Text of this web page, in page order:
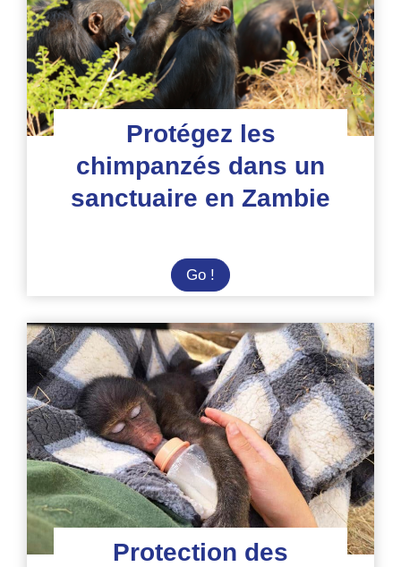
Protégez les
chimpanzés dans un
sanctuaire en Zambie
Go ! Protégez
les
chimpanzés
dans
un
sanctuaire
en
Zambie
Protection des